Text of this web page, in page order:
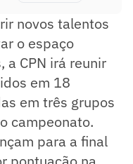
novos talentos
o espaço
CPN irá reunir
em 18
em três grupos
campeonato.
para a final